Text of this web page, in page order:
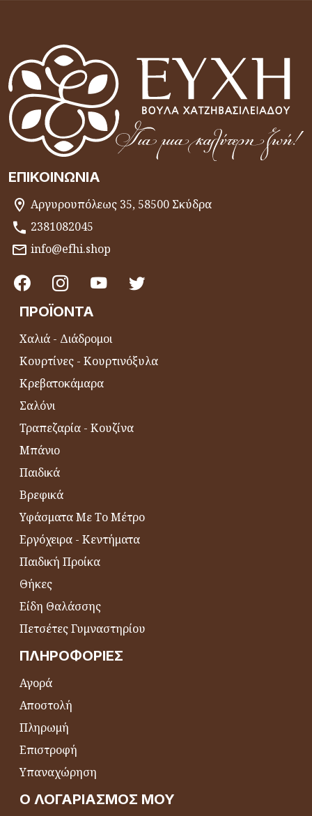
ΕΠΙΚΟΙΝΩΝΊΑ
Αργυρουπόλεως 35, 58500 Σκύδρα
2381082045
info@efhi.shop
ΠΡΟΪΌΝΤΑ
Χαλιά - Διάδρομοι
Κουρτίνες - Κουρτινόξυλα
Κρεβατοκάμαρα
Σαλόνι
Τραπεζαρία - Κουζίνα
Μπάνιο
Παιδικά
Βρεφικά
Υφάσματα Με Το Μέτρο
Εργόχειρα - Κεντήματα
Παιδική Προίκα
Θήκες
Είδη Θαλάσσης
Πετσέτες Γυμναστηρίου
ΠΛΗΡΟΦΟΡΊΕΣ
Αγορά
Αποστολή
Πληρωμή
Επιστροφή
Υπαναχώρηση
Ο ΛΟΓΑΡΙΑΣΜΌΣ ΜΟΥ